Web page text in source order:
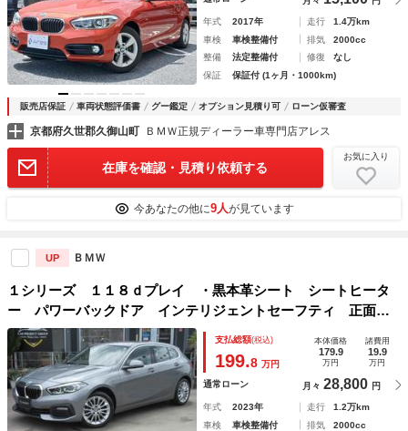
年式 2017年 走行
1.4万km
車検
車検整備付 排気
2000cc
整備
法定整備付 修復
なし
保証
保証付 (1ヶ月・1000km)
販売店保証 車両状態評価書 グー鑑定 オプション見積り可 ローン仮審査
京都府久世郡久御山町 ＢＭＷ正規ディーラー車専門店アレス
在庫を確認・見積り依頼する
お気に入り
今あなたの他に9人が見ています
UP ＢＭＷ
１シリーズ １１８ｄプレイ ・黒本革シート シートヒータ
ー パワーバックドア インテリジェントセーフティ 正面衝
突 ステアリングサポート 車線逸脱 ＬＩＭ ＬＥＤライ
ト 前後ソナー ワイヤレス充電 純正１７アルミ
支払総額(税込)
199.8 万円
本体価格
179.9
万円
諸費用
19.9
万円
通常ローン 月々 28,800 円
年式 2023年 走行
1.2万km
車検
車検整備付 排気
2000cc